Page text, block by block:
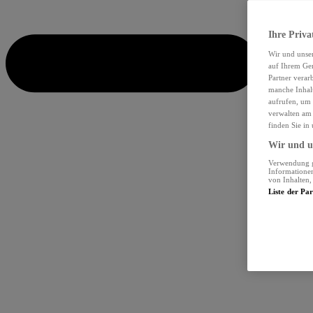
Ihre
Wir und
auf Ihrem
Partner
manche
aufrufen, um
verwalten
finden Sie in
Wir und
Verwendung
von Inhalten,
Liste der